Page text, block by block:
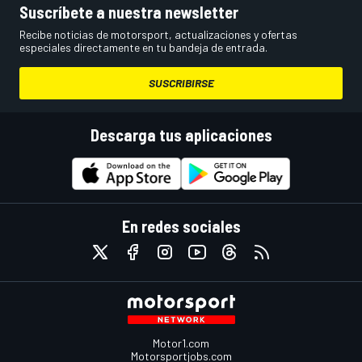
Suscríbete a nuestra newsletter
Recibe noticias de motorsport, actualizaciones y ofertas
especiales directamente en tu bandeja de entrada.
SUSCRIBIRSE
Descarga tus aplicaciones
En redes sociales
Motor1.com
Motorsportjobs.com